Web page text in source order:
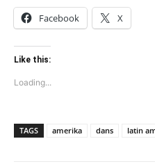
Facebook X
Like this:
Loading...
TAGS amerika dans latin